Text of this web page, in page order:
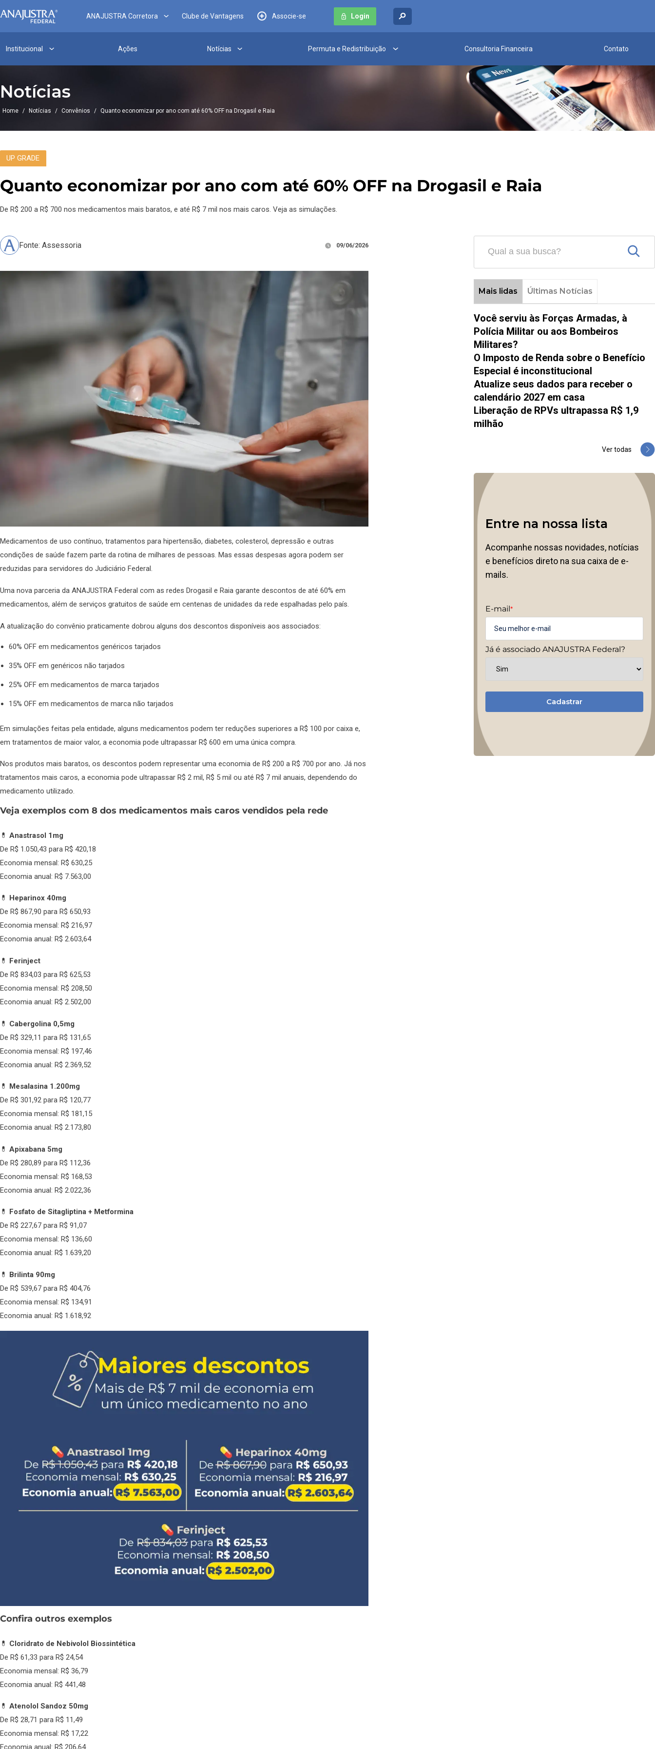
ANAJUSTRA Corretora Clube de Vantagens Associe-se Login
Institucional Ações Notícias Permuta e Redistribuição Consultoria Financeira Contato
Notícias
Home / Notícias / Convênios / Quanto economizar por ano com até 60% OFF na Drogasil e Raia
UP GRADE
Quanto economizar por ano com até 60% OFF na Drogasil e Raia
De R$ 200 a R$ 700 nos medicamentos mais baratos, e até R$ 7 mil nos mais caros. Veja as simulações.
Fonte: Assessoria 09/06/2026
Medicamentos de uso contínuo, tratamentos para hipertensão, diabetes, colesterol, depressão e outras
condições de saúde fazem parte da rotina de milhares de pessoas. Mas essas despesas agora podem ser
reduzidas para servidores do Judiciário Federal.
Uma nova parceria da ANAJUSTRA Federal com as redes Drogasil e Raia garante descontos de até 60% em
medicamentos, além de serviços gratuitos de saúde em centenas de unidades da rede espalhadas pelo país.
A atualização do convênio praticamente dobrou alguns dos descontos disponíveis aos associados:
60% OFF em medicamentos genéricos tarjados
35% OFF em genéricos não tarjados
25% OFF em medicamentos de marca tarjados
15% OFF em medicamentos de marca não tarjados
Em simulações feitas pela entidade, alguns medicamentos podem ter reduções superiores a R$ 100 por caixa e,
em tratamentos de maior valor, a economia pode ultrapassar R$ 600 em uma única compra.
Nos produtos mais baratos, os descontos podem representar uma economia de R$ 200 a R$ 700 por ano. Já nos
tratamentos mais caros, a economia pode ultrapassar R$ 2 mil, R$ 5 mil ou até R$ 7 mil anuais, dependendo do
medicamento utilizado.
Veja exemplos com 8 dos medicamentos mais caros vendidos pela rede
💊 Anastrasol 1mg
De R$ 1.050,43 para R$ 420,18
Economia mensal: R$ 630,25
Economia anual: R$ 7.563,00
💊
Heparinox 40mg
De R$ 867,90 para R$ 650,93
Economia mensal: R$ 216,97
Economia anual: R$ 2.603,64
💊 Ferinject
De R$ 834,03 para R$ 625,53
Economia mensal: R$ 208,50
Economia anual: R$ 2.502,00
💊 Cabergolina 0,5mg
De R$ 329,11 para R$ 131,65
Economia mensal: R$ 197,46
Economia anual: R$ 2.369,52
💊 Mesalasina 1.200mg
De R$ 301,92 para R$ 120,77
Economia mensal: R$ 181,15
Economia anual: R$ 2.173,80
💊 Apixabana 5mg
De R$ 280,89 para R$ 112,36
Economia mensal: R$ 168,53
Economia anual: R$ 2.022,36
💊
Fosfato de Sitagliptina + Metformina
De R$ 227,67 para R$ 91,07
Economia mensal: R$ 136,60
Economia anual: R$ 1.639,20
💊 Brilinta 90mg
De R$ 539,67 para R$ 404,76
Economia mensal: R$ 134,91
Economia anual: R$ 1.618,92
Confira outros exemplos
💊 Cloridrato de Nebivolol Biossintética
De R$ 61,33 para R$ 24,54
Economia mensal: R$ 36,79
Economia anual: R$ 441,48
💊 Atenolol Sandoz 50mg
De R$ 28,71 para R$ 11,49
Economia mensal: R$ 17,22
Mais lidas Últimas Notícias
Você serviu às Forças Armadas, à
Polícia Militar ou aos Bombeiros
Militares?
O Imposto de Renda sobre o Benefício
Especial é inconstitucional
Atualize seus dados para receber o
calendário 2027 em casa
Liberação de RPVs ultrapassa R$ 1,9
milhão
Ver todas
Entre na nossa lista
Acompanhe nossas novidades, notícias
e benefícios direto na sua caixa de e-
mails.
E-mail*
Já é associado ANAJUSTRA Federal?
Cadastrar